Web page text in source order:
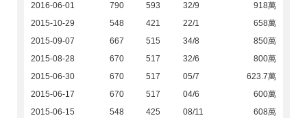
2016-06-01
790 593 32/9
918萬
2015-10-29
548 421 22/1
658萬
2015-09-07
667 515 34/8
850萬
2015-08-28
670 517 32/6
800萬
2015-06-30
670 517 05/7
623.7萬
2015-06-17
670 517 04/6
600萬
2015-06-15
548 425 08/11
608萬